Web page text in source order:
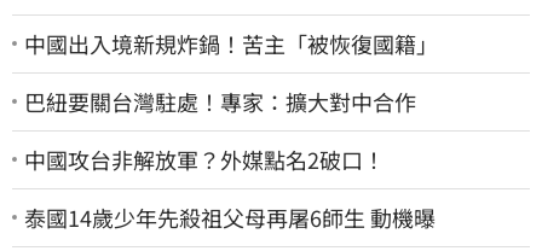
中國出入境新規炸鍋！苦主「被恢復國籍」
巴紐要關台灣駐處！專家：擴大對中合作
中國攻台非解放軍？外媒點名2破口！
泰國14歲少年先殺祖父母再屠6師生 動機曝